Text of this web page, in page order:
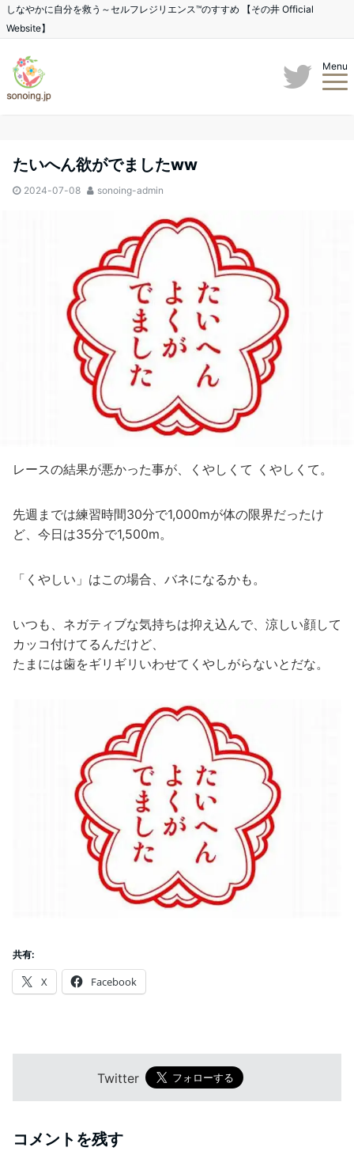
しなやかに自分を救う～セルフレジリエンス™のすすめ 【その井 Official
Website】
Menu
たいへん欲がでましたww
2024-07-08 sonoing-admin
レースの結果が悪かった事が、くやしくて くやしくて。
先週までは練習時間30分で1,000mが体の限界だったけ
ど、今日は35分で1,500m。
「くやしい」はこの場合、バネになるかも。
いつも、ネガティブな気持ちは抑え込んで、涼しい顔して
カッコ付けてるんだけど、
たまには歯をギリギリいわせてくやしがらないとだな。
共有:
X Facebook
Twitter
コメントを残す